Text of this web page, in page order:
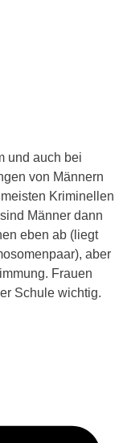
und auch bei
von Männern
Kriminellen
Männer dann
eben ab (liegt
aber
Frauen
Schule wichtig.